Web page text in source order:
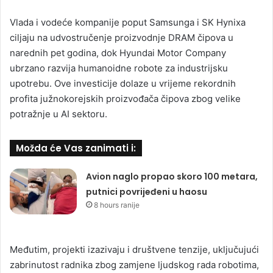
Vlada i vodeće kompanije poput Samsunga i SK Hynixa
ciljaju na udvostručenje proizvodnje DRAM čipova u
narednih pet godina, dok Hyundai Motor Company
ubrzano razvija humanoidne robote za industrijsku
upotrebu. Ove investicije dolaze u vrijeme rekordnih
profita južnokorejskih proizvođača čipova zbog velike
potražnje u AI sektoru.
Možda će Vas zanimati i:
Avion naglo propao skoro 100 metara,
putnici povrijeđeni u haosu
8 hours ranije
Međutim, projekti izazivaju i društvene tenzije, uključujući
zabrinutost radnika zbog zamjene ljudskog rada robotima,